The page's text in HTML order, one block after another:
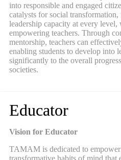
into responsible and engaged
catalysts for social
leadership capacity at every
empowering teachers. Through
mentorship, teachers can
enabling students to develop into
significantly to the overall
societies.
Educator
Vision for Educator
TAMAM is dedicated to